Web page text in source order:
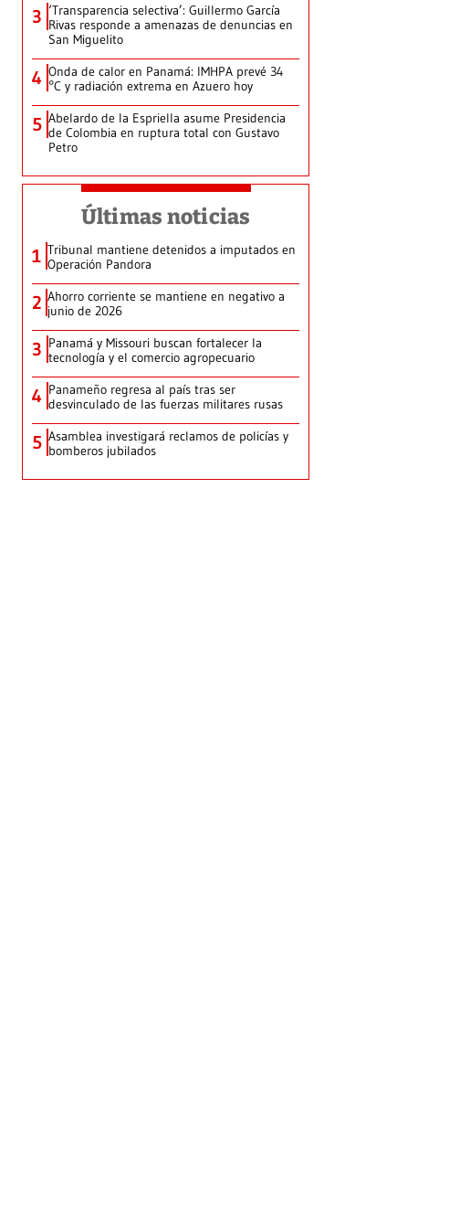
3 ‘Transparencia selectiva’: Guillermo García
Rivas responde a amenazas de denuncias en
San Miguelito
4 Onda de calor en Panamá: IMHPA prevé 34
°C y radiación extrema en Azuero hoy
5 Abelardo de la Espriella asume Presidencia
de Colombia en ruptura total con Gustavo
Petro
Últimas noticias
1 Tribunal mantiene detenidos a imputados en
Operación Pandora
2 Ahorro corriente se mantiene en negativo a
junio de 2026
3 Panamá y Missouri buscan fortalecer la
tecnología y el comercio agropecuario
4 Panameño regresa al país tras ser
desvinculado de las fuerzas militares rusas
5 Asamblea investigará reclamos de policías y
bomberos jubilados